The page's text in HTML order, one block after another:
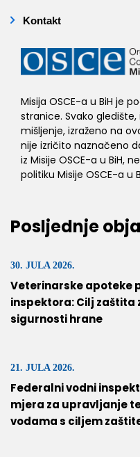
Kontakt
Misija OSCE-a u BiH je
stranice. Svako gledište,
mišljenje, izraženo na
nije izričito naznačeno
iz Misije OSCE-a u BiH,
politiku Misije OSCE-a u
Posljednje
30. JULA 2026.
Veterinarske apoteke
inspektora: Cilj zaštita
sigurnosti hrane
21. JULA 2026.
Federalni vodni
mjera za upravljanje
vodama s ciljem